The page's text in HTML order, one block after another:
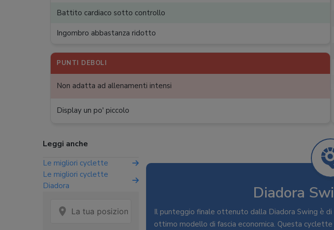
Battito cardiaco sotto controllo
Ingombro abbastanza ridotto
PUNTI DEBOLI
Non adatta ad allenamenti intensi
Display un po' piccolo
Diadora
Il punteggio finale ottenuto dalla Diadora Swing è
ottimo modello di fascia economica. Questa
Leggi anche
Le migliori cyclette
Le migliori cyclette
Diadora